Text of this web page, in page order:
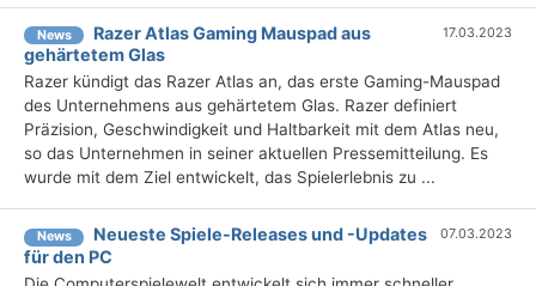
News
Razer Atlas Gaming Mauspad aus
gehärtetem Glas
17.03.2023
Razer kündigt das Razer Atlas an, das erste Gaming-Mauspad
des Unternehmens aus gehärtetem Glas. Razer definiert
Präzision, Geschwindigkeit und Haltbarkeit mit dem Atlas neu,
so das Unternehmen in seiner aktuellen Pressemitteilung. Es
wurde mit dem Ziel entwickelt, das Spielerlebnis zu ...
News
Neueste Spiele-Releases und -Updates
für den PC
07.03.2023